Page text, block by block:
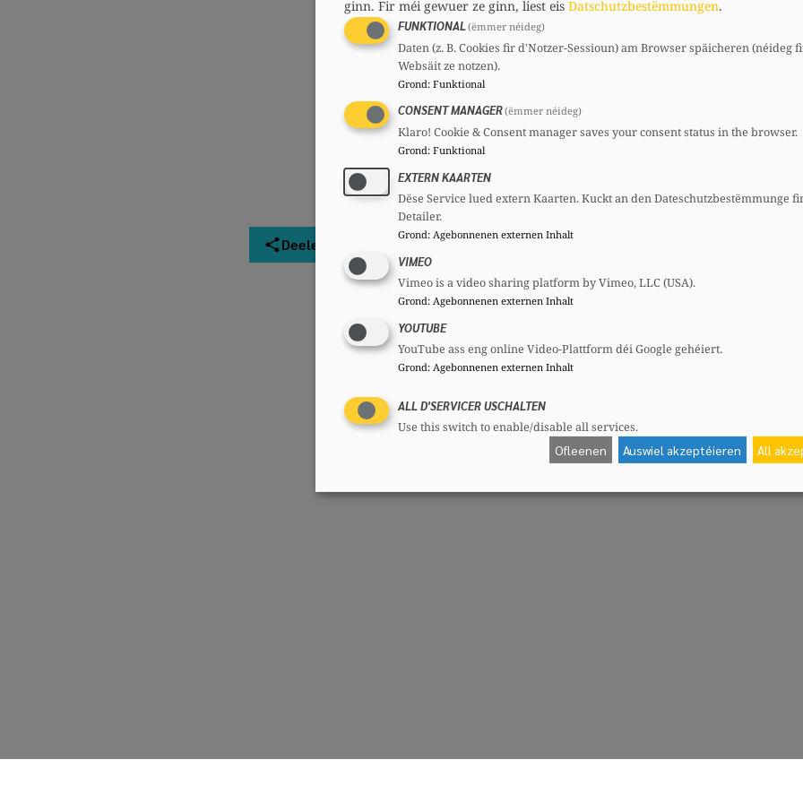
Comitéen
CSFNationalcomité:
Deelen
ginn. Fir méi gewuer ze ginn, liest eis Datschutzbestëmmungen.
FUNKTIONAL(ëmmer néideg)
Daten (z. B. Cookies fir d'Notzer-Sessioun) am Browser späicheren (néideg
Websäit ze notzen).
Grond: Funktional
CONSENT MANAGER(ëmmer néideg)
Klaro! Cookie & Consent manager saves your consent status in the browser.
Grond: Funktional
EXTERN KAARTEN
Dëse Service lued extern Kaarten. Kuckt an den Dateschutzbestëmmunge
Detailer.
Grond: Agebonnenen externen Inhalt
VIMEO
Vimeo is a video sharing platform by Vimeo, LLC (USA).
Grond: Agebonnenen externen Inhalt
YOUTUBE
YouTube ass eng online Video-Plattform déi Google gehéiert.
Grond: Agebonnenen externen Inhalt
ALL D'SERVICER USCHALTEN
Use this switch to enable/disable all services.
Ofleenen Auswiel akzeptéieren All